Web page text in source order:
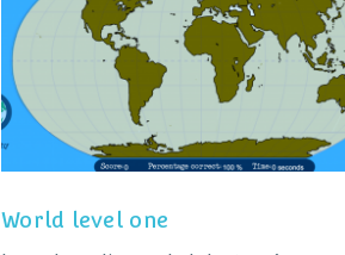
World level one
World level one